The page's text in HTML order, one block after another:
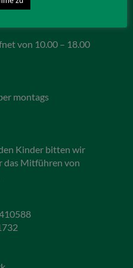
von 10.00 – 18.00
montags
Kinder bitten wir
das Mitführen von